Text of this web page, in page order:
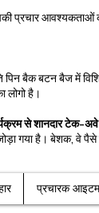
आवश्यकताओं
बैक बटन बैज में
लोगो है।
से शानदार
गया है। बेशक, वे पैसे
प्रचारक आइटम